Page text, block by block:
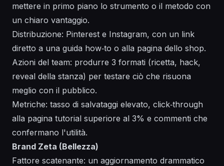
mettere in primo piano lo strumento o il metodo con
un chiaro vantaggio.
Distribuzione: Pinterest e Instagram, con un link
diretto a una guida how‑to o alla pagina dello shop.
Azioni del team: produrre 3 formati (ricetta, hack,
reveal della stanza) per testare ciò che risuona
meglio con il pubblico.
Metriche: tasso di salvataggi elevato, click‑through
alla pagina tutorial superiore al 3% e commenti che
confermano l'utilità.
Brand Zeta (Bellezza)
Fattore scatenante: un aggiornamento drammatico